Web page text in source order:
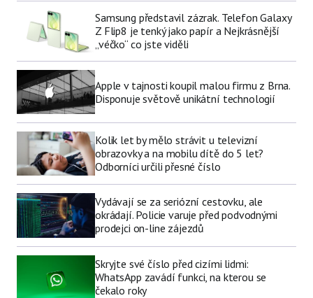
Samsung představil zázrak. Telefon Galaxy
Z Flip8 je tenký jako papír a Nejkrásnější
„véčko“ co jste viděli
Apple v tajnosti koupil malou firmu z Brna.
Disponuje světově unikátní technologií
Kolik let by mělo strávit u televizní
obrazovky a na mobilu dítě do 5 let?
Odborníci určili přesné číslo
Vydávají se za seriózní cestovku, ale
okrádají. Policie varuje před podvodnými
prodejci on-line zájezdů
Skryjte své číslo před cizími lidmi:
WhatsApp zavádí funkci, na kterou se
čekalo roky